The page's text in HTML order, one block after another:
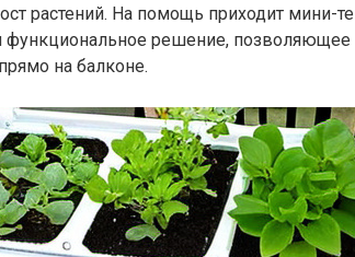
растений. На помощь приходит мини-
функциональное решение, позволяющее
на балконе.